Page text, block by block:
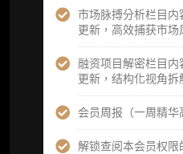
市场脉搏分析栏目内
更新，高效捕获市场
融资项目解密栏目内
更新，结构化视角拆
会员周报（一周精华
解锁查阅本会员权限
研究方向沟通与反馈
定制化研究报告折扣
立即